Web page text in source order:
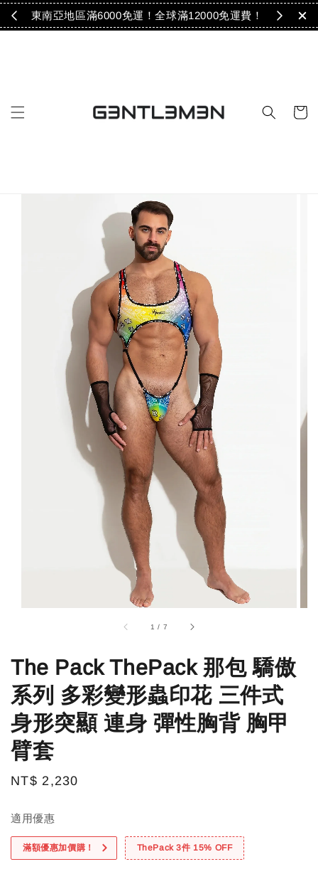
！ 東南亞地區滿6000免運！全球滿12000免運費！
1 / 7
The Pack ThePack 那包 驕傲
系列 多彩變形蟲印花 三件式
身形突顯 連身 彈性胸背 胸甲
臂套
Regular
NT$ 2,230
適用優惠
滿額優惠加價購！ ThePack 3件 15% OFF